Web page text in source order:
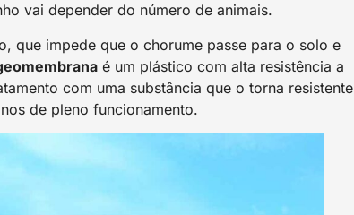
vai depender do número de animais.
que impede que o chorume passe para o solo e
é um plástico com alta resistência a
com uma substância que o torna resistente
de pleno funcionamento.